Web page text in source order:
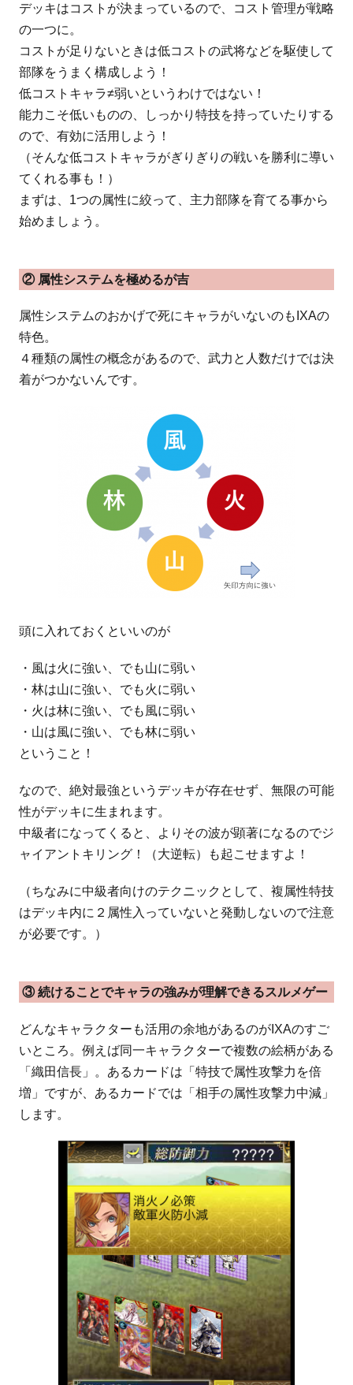
デッキはコストが決まっているので、コスト管理が戦略
の一つに。
コストが足りないときは低コストの武将などを駆使して
部隊をうまく構成しよう！
低コストキャラ≠弱いというわけではない！
能力こそ低いものの、しっかり特技を持っていたりする
ので、有効に活用しよう！
（そんな低コストキャラがぎりぎりの戦いを勝利に導い
てくれる事も！）
まずは、1つの属性に絞って、主力部隊を育てる事から
始めましょう。
② 属性システムを極めるが吉
属性システムのおかげで死にキャラがいないのもIXAの
特色。
４種類の属性の概念があるので、武力と人数だけでは決
着がつかないんです。
頭に入れておくといいのが
・風は火に強い、でも山に弱い
・林は山に強い、でも火に弱い
・火は林に強い、でも風に弱い
・山は風に強い、でも林に弱い
ということ！
なので、絶対最強というデッキが存在せず、無限の可能
性がデッキに生まれます。
中級者になってくると、よりその波が顕著になるのでジ
ャイアントキリング！（大逆転）も起こせますよ！
（ちなみに中級者向けのテクニックとして、複属性特技
はデッキ内に２属性入っていないと発動しないので注意
が必要です。）
③ 続けることでキャラの強みが理解できるスルメゲー
どんなキャラクターも活用の余地があるのがIXAのすご
いところ。例えば同一キャラクターで複数の絵柄がある
「織田信長」。あるカードは「特技で属性攻撃力を倍
増」ですが、あるカードでは「相手の属性攻撃力中減」
します。